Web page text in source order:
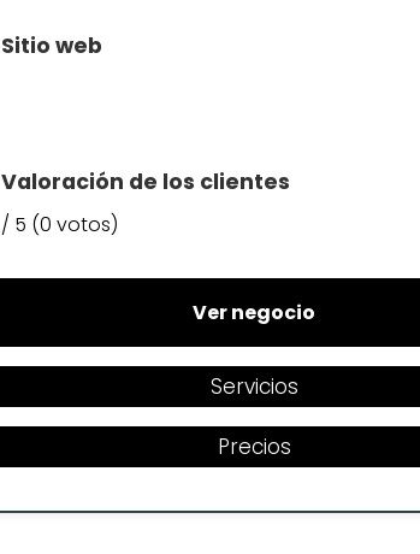
Sitio web
Valoración de los clientes
/ 5 (0 votos)
Ver negocio
Servicios
Precios